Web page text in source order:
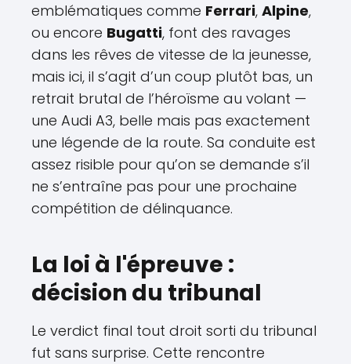
emblématiques comme Ferrari, Alpine,
ou encore Bugatti, font des ravages
dans les rêves de vitesse de la jeunesse,
mais ici, il s’agit d’un coup plutôt bas, un
retrait brutal de l’héroïsme au volant —
une Audi A3, belle mais pas exactement
une légende de la route. Sa conduite est
assez risible pour qu’on se demande s’il
ne s’entraîne pas pour une prochaine
compétition de délinquance.
La loi à l'épreuve :
décision du tribunal
Le verdict final tout droit sorti du tribunal
fut sans surprise. Cette rencontre